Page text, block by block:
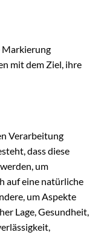
Markierung
mit dem Ziel, ihre
Verarbeitung
dass diese
um
auf eine natürliche
um Aspekte
Lage, Gesundheit,